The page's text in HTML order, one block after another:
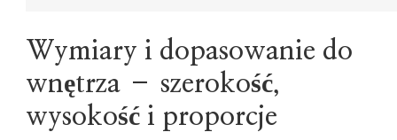
Wymiary i dopasowanie do
wnętrza – szerokość,
wysokość i proporcje